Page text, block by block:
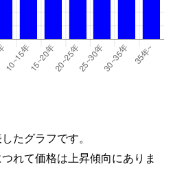
たグラフです。
れて価格は上昇傾向にありま